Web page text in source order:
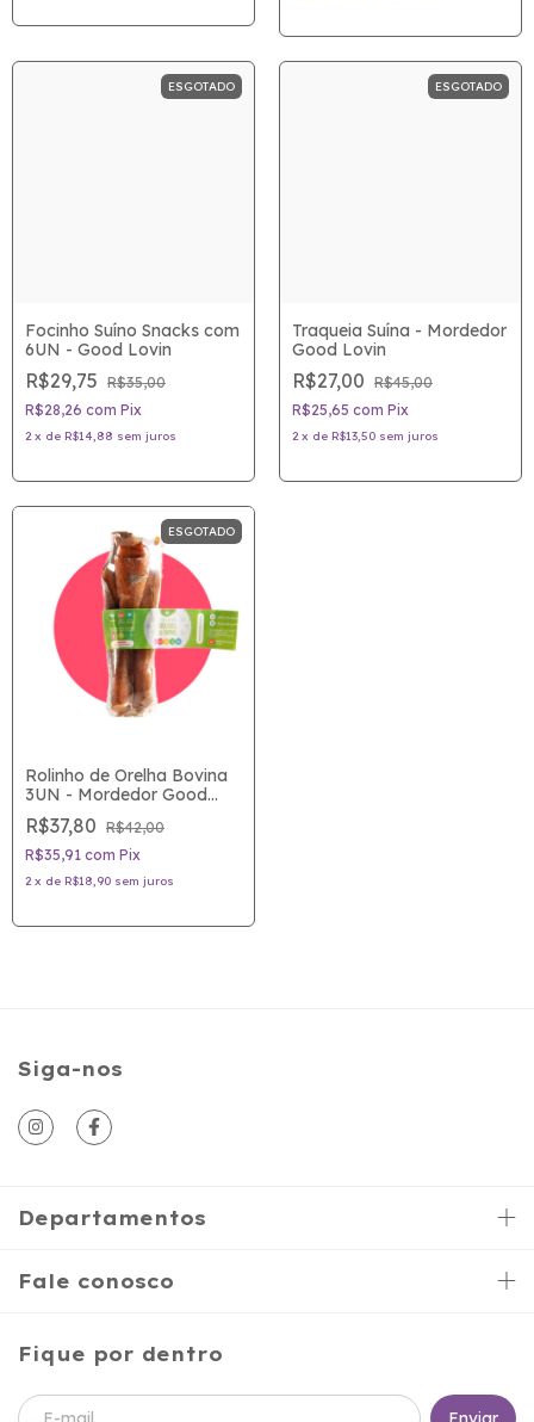
ESGOTADO
Focinho Suíno Snacks com
6UN - Good Lovin
R$29,75 R$35,00
R$28,26 com Pix
2 x de R$14,88 sem juros
ESGOTADO
Traqueia Suína - Mordedor
Good Lovin
R$27,00 R$45,00
R$25,65 com Pix
2 x de R$13,50 sem juros
ESGOTADO
Rolinho de Orelha Bovina
3UN - Mordedor Good
Lovin
R$37,80 R$42,00
R$35,91 com Pix
2 x de R$18,90 sem juros
Siga-nos
Departamentos
Fale conosco
Fique por dentro